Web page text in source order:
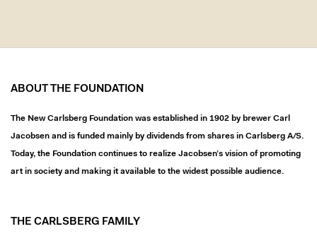
ABOUT THE FOUNDATION
The New Carlsberg Foundation was established in 1902 by brewer Carl
Jacobsen and is funded mainly by dividends from shares in Carlsberg A/S.
Today, the Foundation continues to realize Jacobsen’s vision of promoting
art in society and making it available to the widest possible audience.
THE CARLSBERG FAMILY